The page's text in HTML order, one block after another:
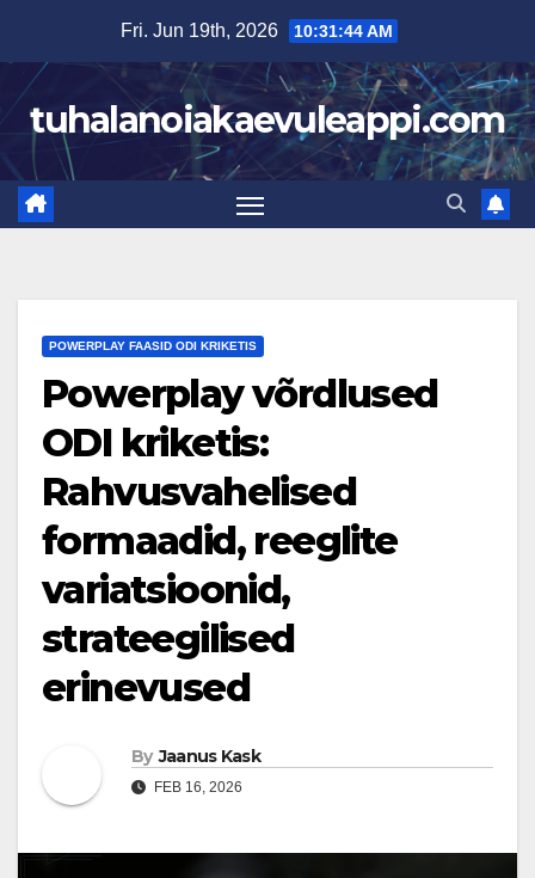
content
Fri. Jun 19th, 2026 10:31:45 AM
tuhalanoiakaevuleappi.com
POWERPLAY FAASID ODI KRIKETIS
Powerplay võrdlused
ODI kriketis:
Rahvusvahelised
formaadid, reeglite
variatsioonid,
strateegilised
erinevused
By Jaanus Kask
FEB 16, 2026